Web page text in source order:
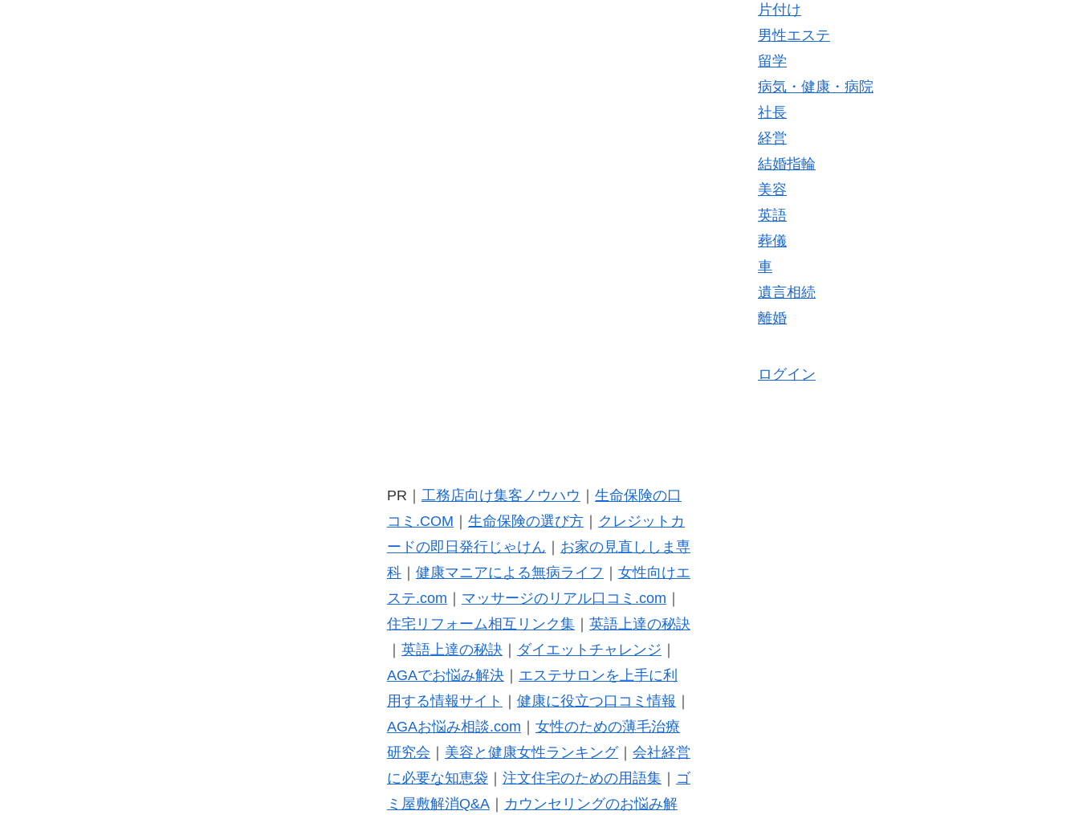
片付け
男性エステ
留学
病気・健康・病院
社長
経営
結婚指輪
美容
英語
葬儀
車
遺言相続
離婚
ログイン
PR｜ 工務店向け集客ノウハウ
生命保険の口
コミ.COM
生命保険の選び方｜
クレジットカ
ードの即日発行じゃけん
お家の見直ししま専
科｜ 健康マニアによる無病ライフ
女性向けエ
ステ.com
マッサージのリアル口コミ.com
住宅リフォーム相互リンク集｜ 英語上達の秘訣
英語上達の秘訣 ダイエットチャレンジ
AGAでお悩み解決｜ エステサロンを上手に利
用する情報サイト
健康に役立つ口コミ情報
AGAお悩み相談.com
女性のための薄毛治療
研究会
美容と健康女性ランキング｜ 会社経営
に必要な知恵袋
注文住宅のための用語集｜
ゴ
ミ屋敷解消Q&A｜ カウンセリングのお悩み解